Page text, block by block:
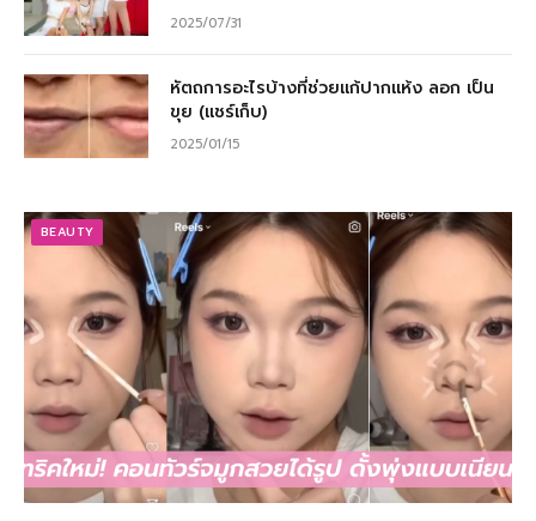
2025/07/31
หัตถการอะไรบ้างที่ช่วยแก้ปากแห้ง ลอก เป็น
ขุย (แชร์เก็บ)
2025/01/15
BEAUTY